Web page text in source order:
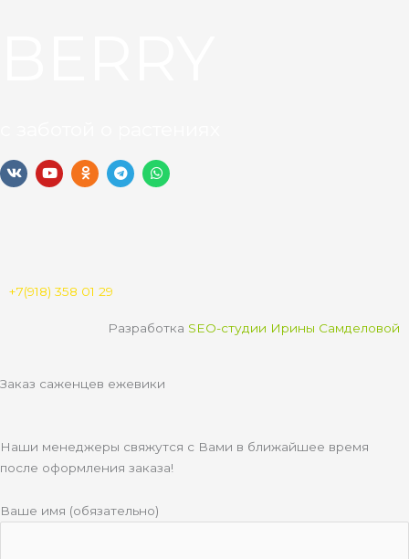
V
k
Y
o
u
O
d
n
n
T
e
l
W
h
a
+7(918) 358 01 29
Разработка SEO-студии Ирины Самделовой
Заказ саженцев ежевики
Наши менеджеры свяжутся с Вами в ближайшее время
после оформления заказа!
Ваше имя (обязательно)